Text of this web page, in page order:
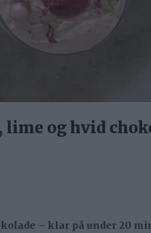
lime og hvid
– klar på under 20